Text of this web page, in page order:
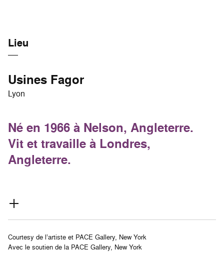
Lieu
Usines Fagor
Lyon
Né en 1966 à Nelson, Angleterre.
Vit et travaille à Londres,
Angleterre.
Courtesy de l’artiste et PACE Gallery, New York
Avec le soutien de la PACE Gallery, New York